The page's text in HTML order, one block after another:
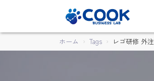
ホーム Tags レゴ研修 外注